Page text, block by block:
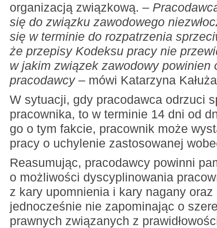
organizacją związkową. –
się do związku zawodowego
się w terminie do rozpatrzenia
że przepisy Kodeksu pracy nie
w jakim związek zawodowy powinien
pracodawcy– mówi Katarzyna
W sytuacji, gdy pracodawca odrzuci
pracownika, to w terminie 14 dni od
go o tym fakcie, pracownik może
pracy o uchylenie zastosowanej
Reasumując, pracodawcy powinni
o możliwości dyscyplinowania
z kary upomnienia i kary nagany
jednocześnie nie zapominając o
prawnych związanych z